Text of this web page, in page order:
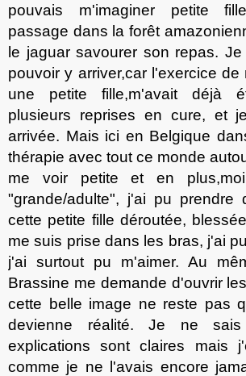
pouvais m'imaginer petite
passage dans la forêt
le jaguar savourer son repas.
pouvoir y arriver,car l'exercice de
une petite fille,m'avait déjà
plusieurs reprises en cure, et
arrivée. Mais ici en Belgique
thérapie avec tout ce monde
me voir petite et en plus,
"grande/adulte", j'ai pu prendre
cette petite fille déroutée,
me suis prise dans les bras, j'ai
j'ai surtout pu m'aimer. Au
Brassine me demande d'ouvrir
cette belle image ne reste pas
devienne réalité. Je ne
explications sont claires mais
comme je ne l'avais encore